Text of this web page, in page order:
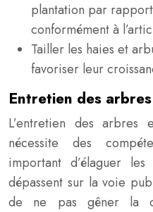
plantation par
conformément à
Tailler les haies et
favoriser leur
Entretien des arbres
L’entretien des arbres
nécessite des
important d’élaguer
dépassent sur la voie
de ne pas gêner la